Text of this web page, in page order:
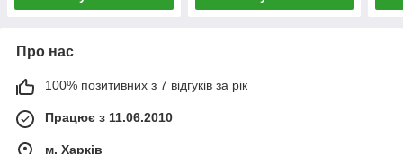
Про нас
100% позитивних з 7 відгуків за рік
Працює з 11.06.2010
м. Харків